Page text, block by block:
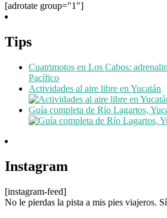
[adrotate group="1"]
Tips
Cuatrimotos en Los Cabos:
Pacífico
Actividades al aire libre en Yucatán
Guía completa de Río Lagartos,
Instagram
[instagram-feed]
No le pierdas la pista a mis pies viajeros.